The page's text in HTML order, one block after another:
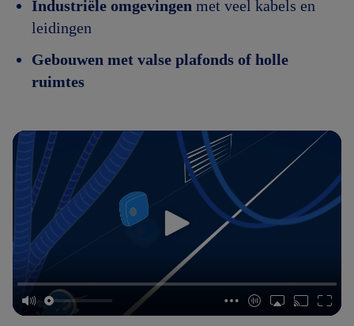
Industriële omgevingen met veel kabels en
leidingen
Gebouwen met valse plafonds of holle
ruimtes